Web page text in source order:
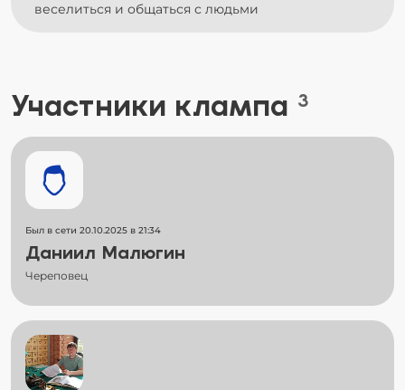
Участники клампа 3
Был в сети 20.10.2025 в 21:34
Даниил Малюгин
Череповец